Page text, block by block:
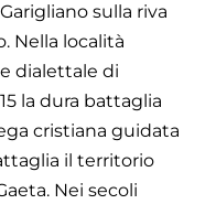
sulla riva
Nella località
dialettale di
la dura battaglia
cristiana guidata
il territorio
Nei secoli